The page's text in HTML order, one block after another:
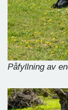
Påfyllning av